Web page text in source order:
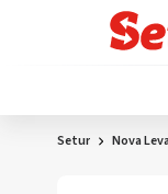
Setur Nova